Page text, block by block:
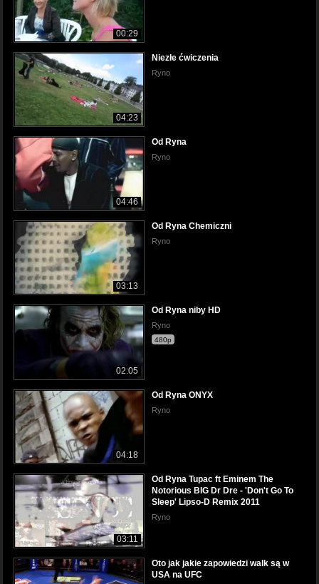
00:29
04:23
Niezłe ćwiczenia
Ryno
04:46
Od Ryna
Ryno
03:13
Od Ryna Chemiczni
Ryno
02:05
Od Ryna niby HD
Ryno
480p
04:18
Od Ryna ONYX
Ryno
03:11
Od Ryna Tupac ft Eminem The
Notorious BIG Dr Dre - 'Don't Go To
Sleep' Lipso-D Remix 2011
Ryno
Oto jak jakie zapowiedzi walk są w
USA na UFC